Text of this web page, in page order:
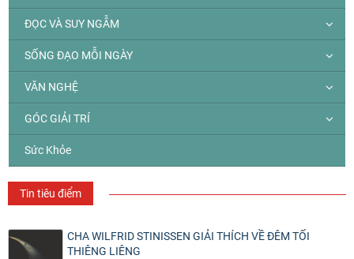
ĐỌC VÀ SUY NGẪM
SỐNG ĐẠO MỖI NGÀY
VĂN NGHỆ
GÓC GIẢI TRÍ
Sức Khỏe
Tin tiêu điểm
CHA WILFRID STINISSEN GIẢI THÍCH VỀ ĐÊM TỐI
THIÊNG LIÊNG